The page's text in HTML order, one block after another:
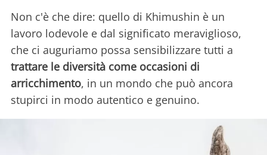
Non c'è che dire: quello di Khimushin è un
lavoro lodevole e dal significato meraviglioso,
che ci auguriamo possa sensibilizzare tutti a
trattare le diversità come occasioni di
arricchimento, in un mondo che può ancora
stupirci in modo autentico e genuino.